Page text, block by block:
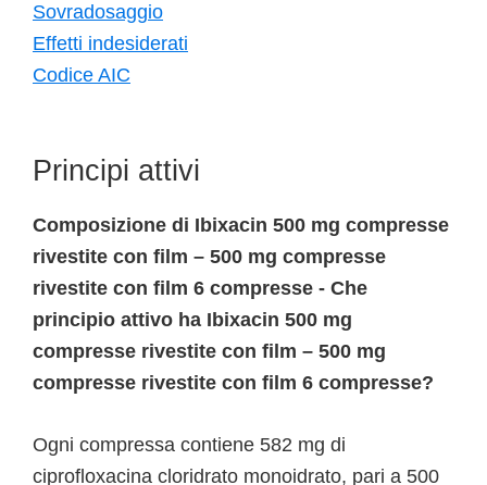
Sovradosaggio
Effetti indesiderati
Codice AIC
Principi attivi
Composizione di Ibixacin 500 mg compresse
rivestite con film – 500 mg compresse
rivestite con film 6 compresse - Che
principio attivo ha Ibixacin 500 mg
compresse rivestite con film – 500 mg
compresse rivestite con film 6 compresse?
Ogni compressa contiene 582 mg di
ciprofloxacina cloridrato monoidrato, pari a 500